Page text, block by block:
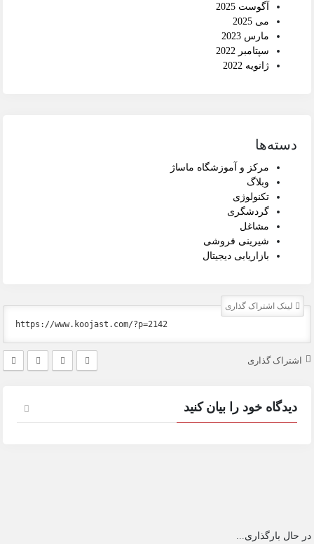
آگوست 2025
می 2025
مارس 2023
سپتامبر 2022
ژانویه 2022
دسته‌ها
مرکز و آموزشگاه ماساژ
وبلاگ
تکنولوژی
گردشگری
مشاغل
شیرینی فروشی
بازاریابی دیجیتال
لینک اشتراک گذاری
اشتراک گذاری
دیدگاه خود را بیان کنید
در حال بارگذاری...